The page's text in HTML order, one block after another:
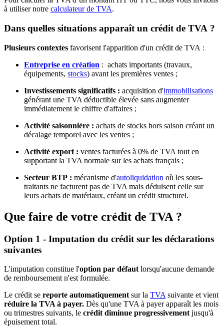
à utiliser notre calculateur de TVA.
Dans quelles situations apparaît un crédit de TVA ?
Plusieurs contextes favorisent l'apparition d'un crédit de TVA :
Entreprise en création : achats importants (travaux,
équipements, stocks) avant les premières ventes ;
Investissements significatifs : acquisition d'immobilisations
générant une TVA déductible élevée sans augmenter
immédiatement le chiffre d'affaires ;
Activité saisonnière : achats de stocks hors saison créant un
décalage temporel avec les ventes ;
Activité export : ventes facturées à 0% de TVA tout en
supportant la TVA normale sur les achats français ;
Secteur BTP : mécanisme d'autoliquidation où les sous-
traitants ne facturent pas de TVA mais déduisent celle sur
leurs achats de matériaux, créant un crédit structurel.
Que faire de votre crédit de TVA ?
Option 1 - Imputation du crédit sur les déclarations
suivantes
L'imputation constitue l'option par défaut lorsqu'aucune demande
de remboursement n'est formulée.
Le crédit se reporte automatiquement sur la TVA suivante et vient
réduire la TVA à payer. Dès qu'une TVA à payer apparaît les mois
ou trimestres suivants, le crédit diminue progressivement jusqu'à
épuisement total.